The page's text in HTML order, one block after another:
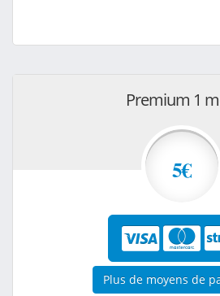
Premium 1
5€
Plus de moyens de